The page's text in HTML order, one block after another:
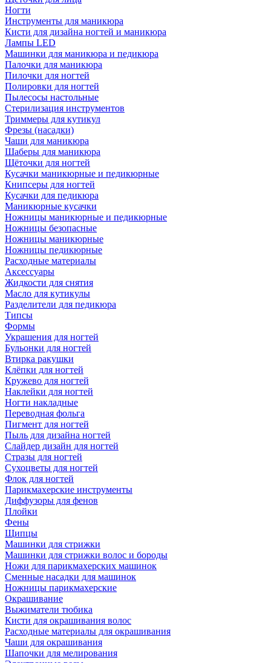
Ногти
Инструменты для маникюра
Кисти для дизайна ногтей и маникюра
Лампы LED
Машинки для маникюра и педикюра
Палочки для маникюра
Пилочки для ногтей
Полировки для ногтей
Пылесосы настольные
Стерилизация инструментов
Триммеры для кутикул
Фрезы (насадки)
Чаши для маникюра
Шаберы для маникюра
Щёточки для ногтей
Кусачки маникюрные и педикюрные
Книпсеры для ногтей
Кусачки для педикюра
Маникюрные кусачки
Ножницы маникюрные и педикюрные
Ножницы безопасные
Ножницы маникюрные
Ножницы педикюрные
Расходные материалы
Аксессуары
Жидкости для снятия
Масло для кутикулы
Разделители для педикюра
Типсы
Формы
Украшения для ногтей
Бульонки для ногтей
Втирка ракушки
Клёпки для ногтей
Кружево для ногтей
Наклейки для ногтей
Ногти накладные
Переводная фольга
Пигмент для ногтей
Пыль для дизайна ногтей
Слайдер дизайн для ногтей
Стразы для ногтей
Сухоцветы для ногтей
Флок для ногтей
Парикмахерские инструменты
Диффузоры для фенов
Плойки
Фены
Щипцы
Машинки для стрижки
Машинки для стрижки волос и бороды
Ножи для парикмахерских машинок
Сменные насадки для машинок
Ножницы парикмахерские
Окрашивание
Выжиматели тюбика
Кисти для окрашивания волос
Расходные материалы для окрашивания
Чаши для окрашивания
Шапочки для мелирования